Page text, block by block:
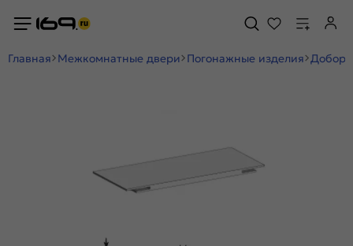
Главная Межкомнатные двери Погонажные изделия Доборы